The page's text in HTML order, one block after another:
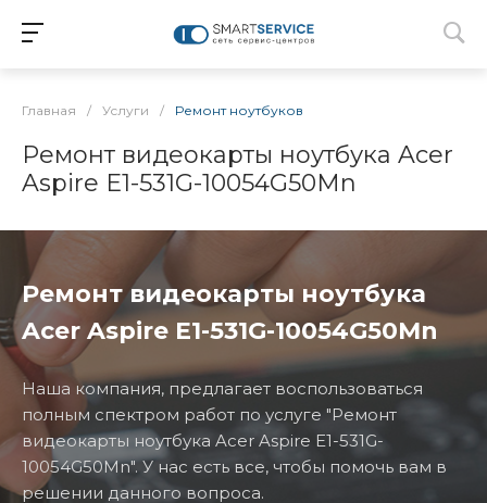
Главная / Услуги / Ремонт ноутбуков
Ремонт видеокарты ноутбука Acer
Aspire E1-531G-10054G50Mn
Ремонт видеокарты ноутбука
Acer Aspire E1-531G-10054G50Mn
Наша компания, предлагает воспользоваться
полным спектром работ по услуге "Ремонт
видеокарты ноутбука Acer Aspire E1-531G-
10054G50Mn". У нас есть все, чтобы помочь вам в
решении данного вопроса.